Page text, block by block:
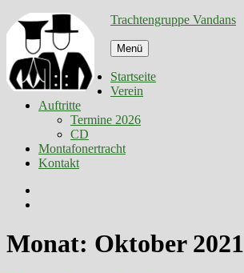
Zum
Inhalt
springen
Trachtengruppe Vandans
Menü
Startseite
Verein
Auftritte
Termine 2026
CD
Montafonertracht
Kontakt
Monat: Oktober 2021